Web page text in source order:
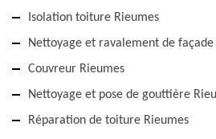
Isolation toiture Rieumes
Nettoyage et ravalement de façade
Couvreur Rieumes
Nettoyage et pose de gouttière
Réparation de toiture Rieumes